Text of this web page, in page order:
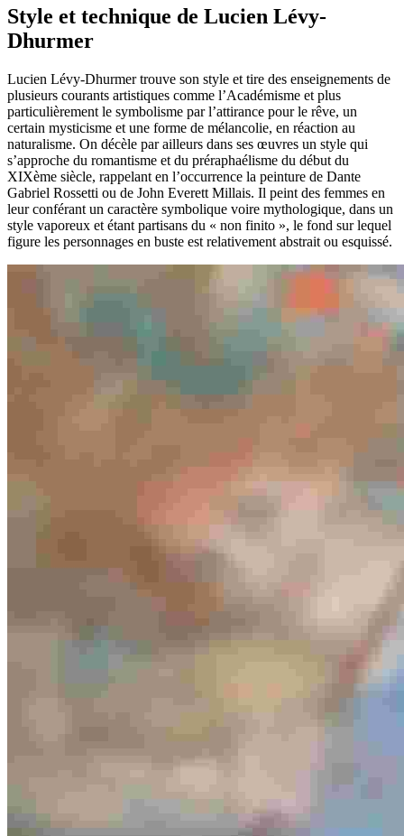
Style et technique de Lucien Lévy-
Dhurmer
Lucien Lévy-Dhurmer trouve son style et tire des enseignements de
plusieurs courants artistiques comme l’Académisme et plus
particulièrement le symbolisme par l’attirance pour le rêve, un
certain mysticisme et une forme de mélancolie, en réaction au
naturalisme. On décèle par ailleurs dans ses œuvres un style qui
s’approche du romantisme et du préraphaélisme du début du
XIXème siècle, rappelant en l’occurrence la peinture de Dante
Gabriel Rossetti ou de John Everett Millais. Il peint des femmes en
leur conférant un caractère symbolique voire mythologique, dans un
style vaporeux et étant partisans du « non finito », le fond sur lequel
figure les personnages en buste est relativement abstrait ou esquissé.